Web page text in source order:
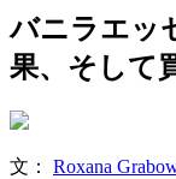
バニラエッ
果、そして
文： Roxana